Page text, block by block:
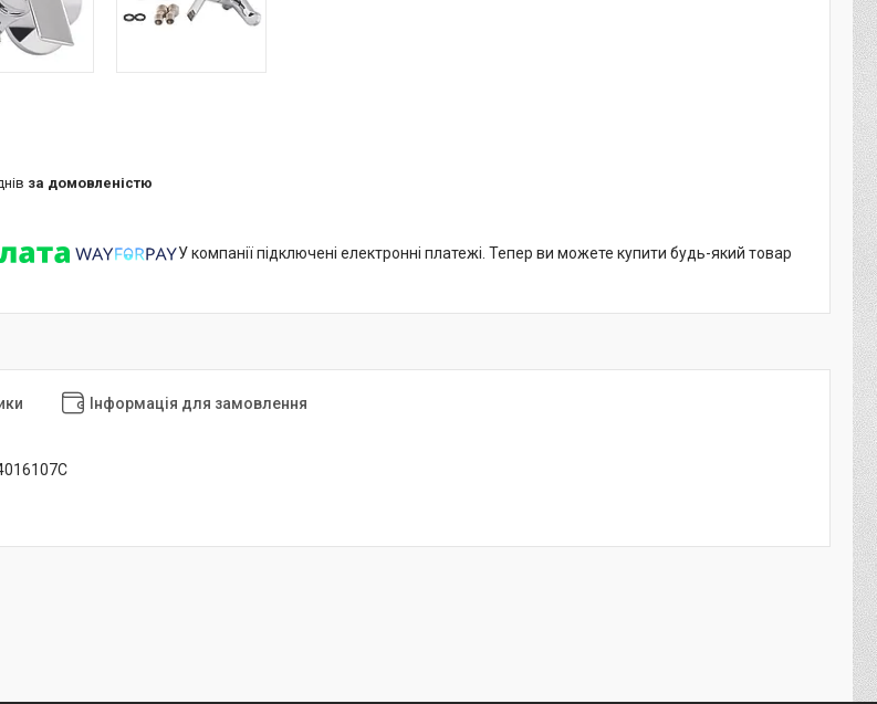
за домовленістю
У компанії підключені електронні платежі. Тепер ви можете купити будь-який товар
Інформація для замовлення